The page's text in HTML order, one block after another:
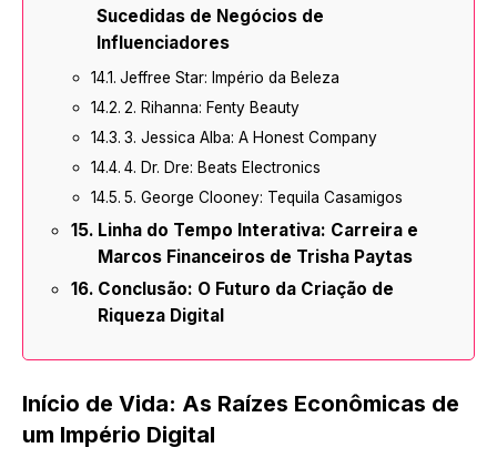
Sucedidas de Negócios de
Influenciadores
Jeffree Star: Império da Beleza
2. Rihanna: Fenty Beauty
3. Jessica Alba: A Honest Company
4. Dr. Dre: Beats Electronics
5. George Clooney: Tequila Casamigos
Linha do Tempo Interativa: Carreira e
Marcos Financeiros de Trisha Paytas
Conclusão: O Futuro da Criação de
Riqueza Digital
Início de Vida: As Raízes Econômicas de
um Império Digital